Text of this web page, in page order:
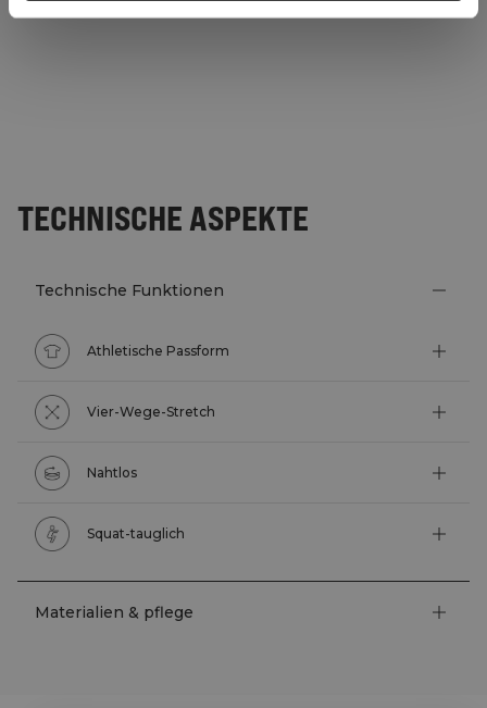
TECHNISCHE ASPEKTE
Technische Funktionen
Athletische Passform
Vier-Wege-Stretch
Nahtlos
Squat-tauglich
Materialien & pflege